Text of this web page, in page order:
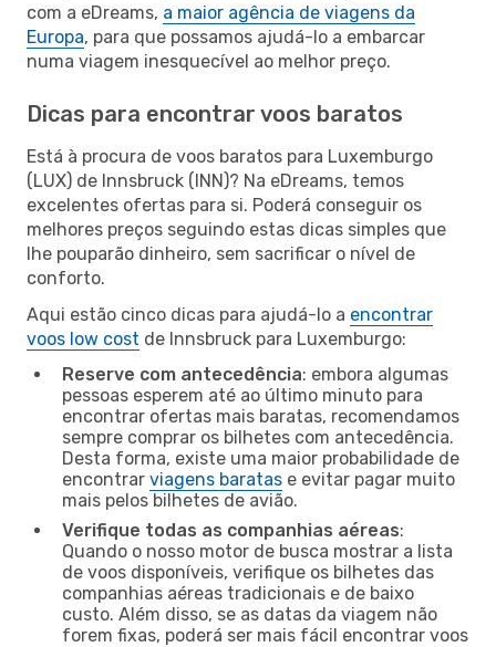
com a eDreams, a maior agência de viagens da
Europa, para que possamos ajudá-lo a embarcar
numa viagem inesquecível ao melhor preço.
Dicas para encontrar voos baratos
Está à procura de voos baratos para Luxemburgo
(LUX) de Innsbruck (INN)? Na eDreams, temos
excelentes ofertas para si. Poderá conseguir os
melhores preços seguindo estas dicas simples que
lhe pouparão dinheiro, sem sacrificar o nível de
conforto.
Aqui estão cinco dicas para ajudá-lo a encontrar
voos low cost de Innsbruck para Luxemburgo:
Reserve com antecedência: embora algumas
pessoas esperem até ao último minuto para
encontrar ofertas mais baratas, recomendamos
sempre comprar os bilhetes com antecedência.
Desta forma, existe uma maior probabilidade de
encontrar viagens baratas e evitar pagar muito
mais pelos bilhetes de avião.
Verifique todas as companhias aéreas:
Quando o nosso motor de busca mostrar a lista
de voos disponíveis, verifique os bilhetes das
companhias aéreas tradicionais e de baixo
custo. Além disso, se as datas da viagem não
forem fixas, poderá ser mais fácil encontrar voos